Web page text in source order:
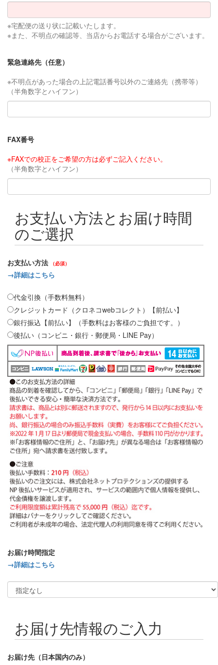
※宅配便の送り状に記載いたします。
※また、不明点の確認等、当店からお電話する場合がございます。
緊急連絡先（任意）
※不明点があった場合の上記電話番号以外のご連絡先（携帯等）
（半角数字とハイフン）
FAX番号
※FAXでの校正をご希望の方は必ずご記入ください。
（半角数字とハイフン）
お支払い方法とお届け時間
のご選択
お支払い方法 （必須）
→詳細はこちら
代金引換（手数料無料）
クレジットカード（クロネコwebコレクト）【前払い】
銀行振込【前払い】（手数料はお客様のご負担です。）
後払い（コンビニ・銀行・郵便局・LINE Pay）
お届け時間指定
→詳細はこちら
お届け先情報のご入力
お届け先（日本国内のみ）